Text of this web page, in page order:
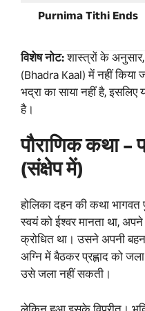
Purnima Tithi Ends
विशेष नोट:शास्त्रों के अनुसार,
(Bhadra Kaal) में नहीं किया
भद्रा का साया नहीं है,
है।
पौराणिक कथा –
(संक्षेप में)
होलिका दहन की कथा
स्वयं को ईश्वर मानता था,
क्रोधित था। उसने अपनी
अग्नि में बैठकर प्रह्लाद को
उसे जला नहीं सकती।